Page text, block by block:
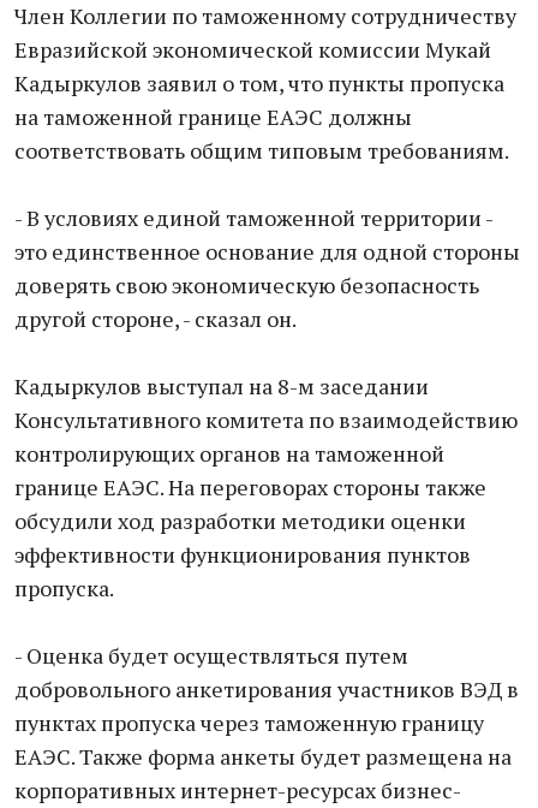
Член Коллегии по таможенному сотрудничеству
Евразийской экономической комиссии Мукай
Кадыркулов заявил о том, что пункты пропуска
на таможенной границе ЕАЭС должны
соответствовать общим типовым требованиям.
- В условиях единой таможенной территории -
это единственное основание для одной стороны
доверять свою экономическую безопасность
другой стороне, - сказал он.
Кадыркулов выступал на 8-м заседании
Консультативного комитета по взаимодействию
контролирующих органов на таможенной
границе ЕАЭС. На переговорах стороны также
обсудили ход разработки методики оценки
эффективности функционирования пунктов
пропуска.
- Оценка будет осуществляться путем
добровольного анкетирования участников ВЭД в
пунктах пропуска через таможенную границу
ЕАЭС. Также форма анкеты будет размещена на
корпоративных интернет-ресурсах бизнес-